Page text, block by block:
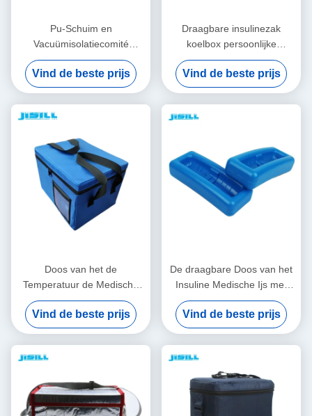
Pu-Schuim en
Vacuümisolatiecomité
Medische Koele Doos voor
Koude Kettingsvervoer
Vind de beste prijs
Draagbare insulinezak
koelbox persoonlijke
verzorging met logo -
afgedrukt voor voedsel
bevroren
Vind de beste prijs
Doos van het de
Temperatuur de Medische
die Ijs van de 48
Urencontrole met de
Stoffenzak van Oxford wordt
geïsoleerd
Vind de beste prijs
De draagbare Doos van het
Insuline Medische Ijs met
Klantgerichte Temperaturen
Gemakkelijk schoon te
maken
Vind de beste prijs